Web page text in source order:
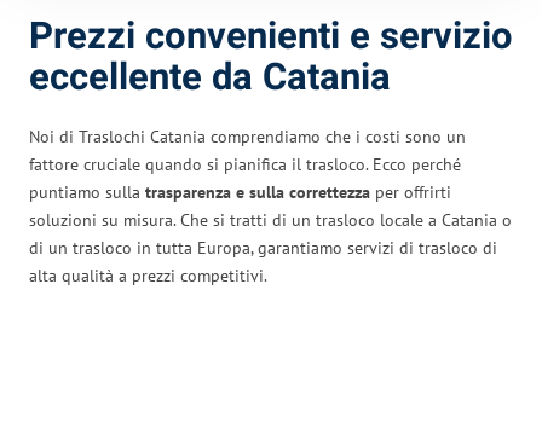
Prezzi convenienti e servizio
eccellente da Catania
Noi di Traslochi Catania comprendiamo che i costi sono un
fattore cruciale quando si pianifica il trasloco. Ecco perché
puntiamo sulla trasparenza e sulla correttezza per offrirti
soluzioni su misura. Che si tratti di un trasloco locale a Catania o
di un trasloco in tutta Europa, garantiamo servizi di trasloco di
alta qualità a prezzi competitivi.